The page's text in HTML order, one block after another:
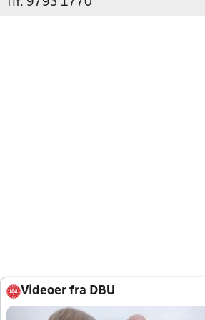
Tlf. 9793 1770
Videoer fra DBU